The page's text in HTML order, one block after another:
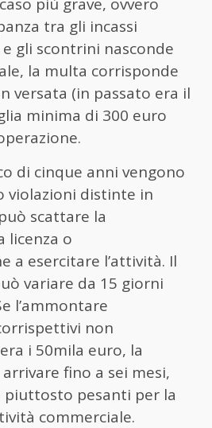
tra gli incassi
gli scontrini nasconde
la multa corrisponde
versata (in passato era il
minima di 300 euro
di cinque anni vengono
violazioni distinte in
scattare la
licenza o
a esercitare l’attività. Il
variare da 15 giorni
l’ammontare
non
i 50mila euro, la
fino a sei mesi,
piuttosto pesanti per la
commerciale.